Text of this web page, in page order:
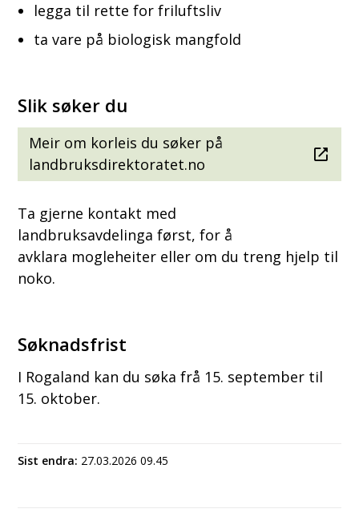
legga til rette for friluftsliv
ta vare på biologisk mangfold
Slik søker du
Meir om korleis du søker på
landbruksdirektoratet.no
Ta gjerne kontakt med
landbruksavdelinga først, for å
avklara mogleheiter eller om du treng hjelp til
noko.
Søknadsfrist
I Rogaland kan du søka frå 15. september til
15. oktober.
Sist endra 27.03.2026 09.45